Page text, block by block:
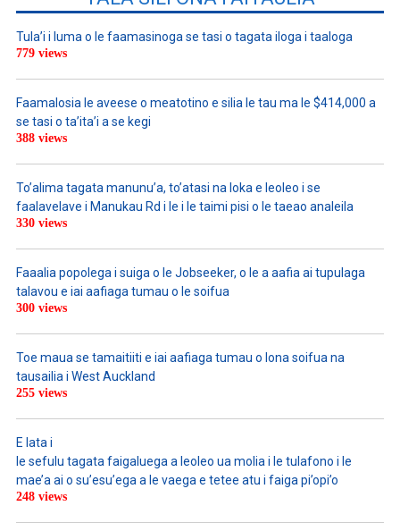
Tula’i i luma o le faamasinoga se tasi o tagata iloga i taaloga
779 views
Faamalosia le aveese o meatotino e silia le tau ma le $414,000 a
se tasi o ta’ita’i a se kegi
388 views
To’alima tagata manunu’a, to’atasi na loka e leoleo i se
faalavelave i Manukau Rd i le i le taimi pisi o le taeao analeila
330 views
Faaalia popolega i suiga o le Jobseeker, o le a aafia ai tupulaga
talavou e iai aafiaga tumau o le soifua
300 views
Toe maua se tamaitiiti e iai aafiaga tumau o lona soifua na
tausailia i West Auckland
255 views
E lata i
le sefulu tagata faigaluega a leoleo ua molia i le tulafono i le
mae’a ai o su’esu’ega a le vaega e tetee atu i faiga pi’opi’o
248 views